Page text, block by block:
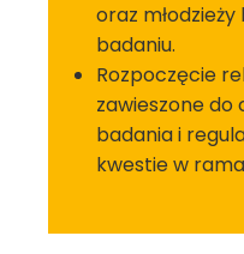
oraz
badaniu.
Rozpoczęcie
zawieszone do
badania i
kwestie w